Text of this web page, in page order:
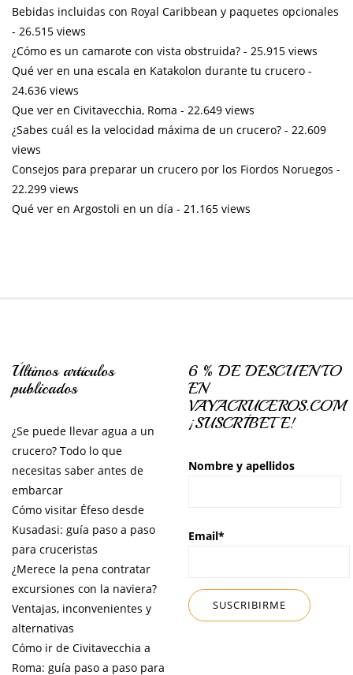
Bebidas incluidas con Royal Caribbean y paquetes opcionales
- 26.515 views
¿Cómo es un camarote con vista obstruida? - 25.915 views
Qué ver en una escala en Katakolon durante tu crucero -
24.636 views
Que ver en Civitavecchia, Roma - 22.649 views
¿Sabes cuál es la velocidad máxima de un crucero? - 22.609
views
Consejos para preparar un crucero por los Fiordos Noruegos -
22.299 views
Qué ver en Argostoli en un día - 21.165 views
Últimos artículos
publicados
¿Se puede llevar agua a un
crucero? Todo lo que
necesitas saber antes de
embarcar
Cómo visitar Éfeso desde
Kusadasi: guía paso a paso
para cruceristas
¿Merece la pena contratar
excursiones con la naviera?
Ventajas, inconvenientes y
alternativas
Cómo ir de Civitavecchia a
Roma: guía paso a paso para
6 % DE DESCUENTO
EN
VAYACRUCEROS.COM
¡SUSCRÍBETE!
Nombre y apellidos
Email*